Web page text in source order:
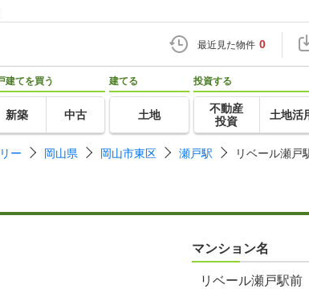
最近見た物件 0
建てを買う
新築 中古
建てる
土地
投資する
不動産
投資
土地活
ー 岡山県 岡山市東区 瀬戸駅 リベール瀬戸
マンション名
リベール瀬戸駅前